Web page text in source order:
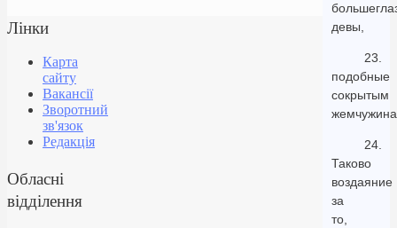
девы,
23.
подобные
сокрытым
24.
Таково
воздаяние
за
то,
Лінки
Карта
сайту
Вакансії
Зворотний
зв'язок
Редакція
Обласні
відділення